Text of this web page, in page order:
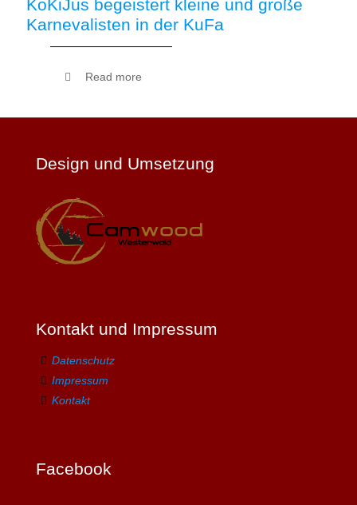
KoKiJus begeistert kleine und große
Karnevalisten in der KuFa
Read more
Design und Umsetzung
Kontakt und Impressum
Datenschutz
Impressum
Kontakt
Facebook